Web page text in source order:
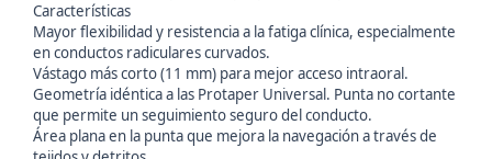
Características
Mayor flexibilidad y resistencia a la fatiga clínica, especialmente
en conductos radiculares curvados.
Vástago más corto (11 mm) para mejor acceso intraoral.
Geometría idéntica a las Protaper Universal. Punta no cortante
que permite un seguimiento seguro del conducto.
Área plana en la punta que mejora la navegación a través de